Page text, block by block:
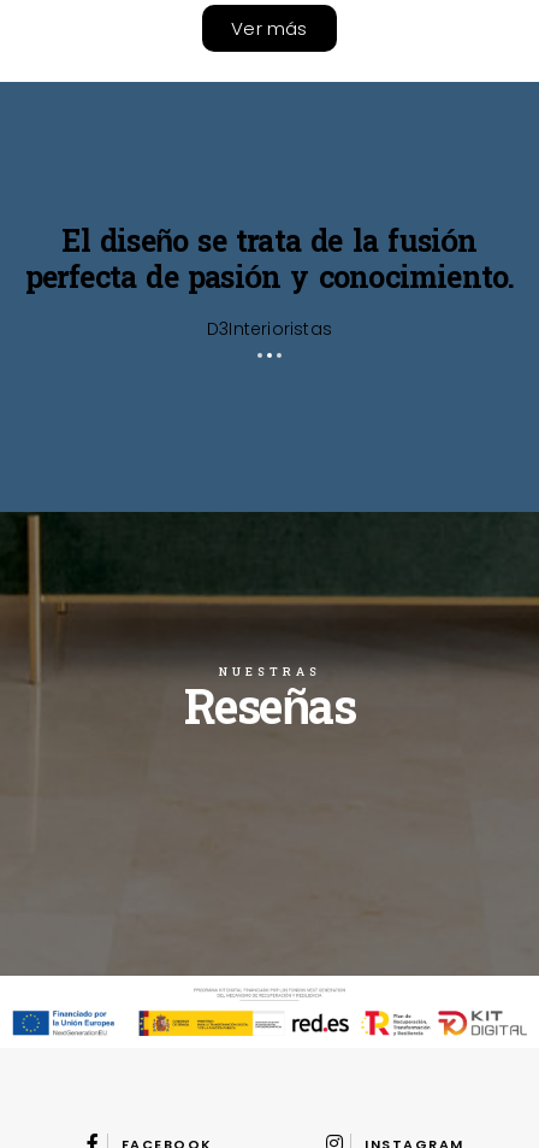
Ver más
El diseño se trata de la fusión
perfecta de pasión y conocimiento.
D3Interioristas
NUESTRAS
Reseñas